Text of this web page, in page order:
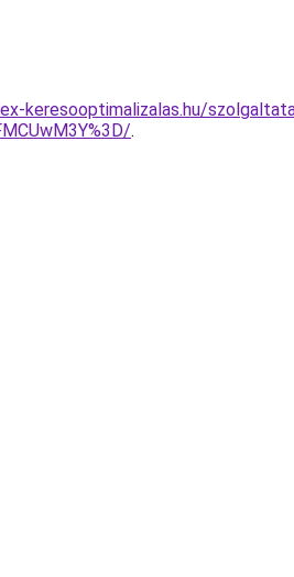
keresooptimalizalas.hu/
.